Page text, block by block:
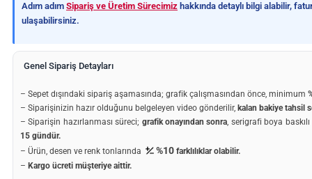
Adım adım Sipariş ve Üretim Sürecimiz hakkında detaylı bilgi alabilir,
ulaşabilirsiniz.
Genel Sipariş Detayları
– Sepet dışındaki sipariş aşamasında; grafik çalışmasından önce, minimum
– Siparişinizin hazır olduğunu belgeleyen video gönderilir, kalan bakiye tahsil
– Siparişin hazırlanması süreci; grafik onayından sonra, serigrafi boya
15 gündür.
– Ürün, desen ve renk tonlarında
%10 farklılıklar olabilir.
– Kargo ücreti müşteriye aittir.